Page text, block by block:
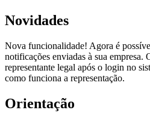
Novidades
Nova funcionalidade! Agora é
notificações enviadas à sua empresa.
representante legal após o login no
como funciona a representação.
Orientação